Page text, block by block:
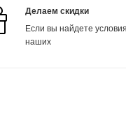
Делаем скидки
Если вы найдете
наших